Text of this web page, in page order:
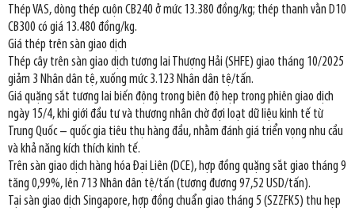
Thép VAS, dòng thép cuộn CB240 ở mức 13.380 đồng/kg; thép thanh vằn D10
CB300 có giá 13.480 đồng/kg.
Giá thép trên sàn giao dịch
Thép cây trên sàn giao dịch tương lai Thượng Hải (SHFE) giao tháng 10/2025
giảm 3 Nhân dân tệ, xuống mức 3.123 Nhân dân tệ/tấn.
Giá quặng sắt tương lai biến động trong biên độ hẹp trong phiên giao dịch
ngày 15/4, khi giới đầu tư và thương nhân chờ đợi loạt dữ liệu kinh tế từ
Trung Quốc – quốc gia tiêu thụ hàng đầu, nhằm đánh giá triển vọng nhu cầu
và khả năng kích thích kinh tế.
Trên sàn giao dịch hàng hóa Đại Liên (DCE), hợp đồng quặng sắt giao tháng 9
tăng 0,99%, lên 713 Nhân dân tệ/tấn (tương đương 97,52 USD/tấn).
Tại sàn giao dịch Singapore, hợp đồng chuẩn giao tháng 5 (SZZFK5) thu hẹp